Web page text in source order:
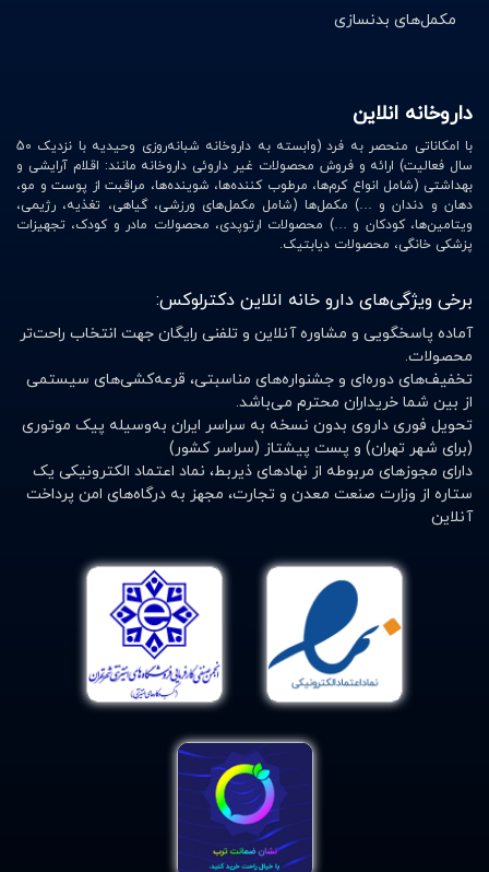
مکمل‌های بدنسازی
داروخانه انلاین
با امکاناتی منحصر به فرد (وابسته به داروخانه شبانه‌روزی وحیدیه با نزدیک 50
سال فعالیت) ارائه و فروش محصولات غیر داروئی داروخانه مانند: اقلام آرایشی و
بهداشتی (شامل انواع کرم‌ها، مرطوب کننده‌ها، شوینده‌ها، مراقبت از پوست و مو،
دهان و دندان و …) مکمل‌ها (شامل مکمل‌های ورزشی، گیاهی، تغذیه، رژیمی،
ویتامین‌ها، کودکان و …) محصولات ارتوپدی، محصولات مادر و کودک، تجهیزات
پزشکی خانگی، محصولات دیابتیک.
برخی ویژگی‌های دارو خانه انلاین دکترلوکس:
آماده پاسخگویی و مشاوره آنلاین و تلفنی رایگان جهت انتخاب راحت‌تر
محصولات.
تخفیف‌های دوره‌ای و جشنواره‌های مناسبتی، قرعه‌کشی‌های سیستمی
از بین شما خریداران محترم می‌باشد.
تحویل فوری داروی بدون نسخه به سراسر ایران به‌وسیله پیک موتوری
(برای شهر تهران) و پست پیشتاز (سراسر کشور)
دارای مجوزهای مربوطه از نهادهای ذیربط، نماد اعتماد الکترونیکی یک
ستاره از وزارت صنعت معدن و تجارت، مجهز به درگاه‌های امن پرداخت
آنلاین